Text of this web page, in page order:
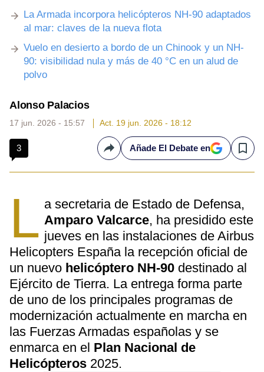
La Armada incorpora helicópteros NH-90 adaptados
al mar: claves de la nueva flota
Vuelo en desierto a bordo de un Chinook y un NH-
90: visibilidad nula y más de 40 °C en un alud de
polvo
Alonso Palacios
17 jun. 2026 - 15:57 Act. 19 jun. 2026 - 18:12
3 CompartirAñade El Debate en Save
L a secretaria de Estado de Defensa,
Amparo Valcarce, ha presidido este
jueves en las instalaciones de Airbus
Helicopters España⁠ la recepción oficial de
un nuevo helicóptero NH-90 destinado al
Ejército de Tierra. La entrega forma parte
de uno de los principales programas de
modernización actualmente en marcha en
las Fuerzas Armadas españolas y se
enmarca en el Plan Nacional de
Helicópteros 2025.